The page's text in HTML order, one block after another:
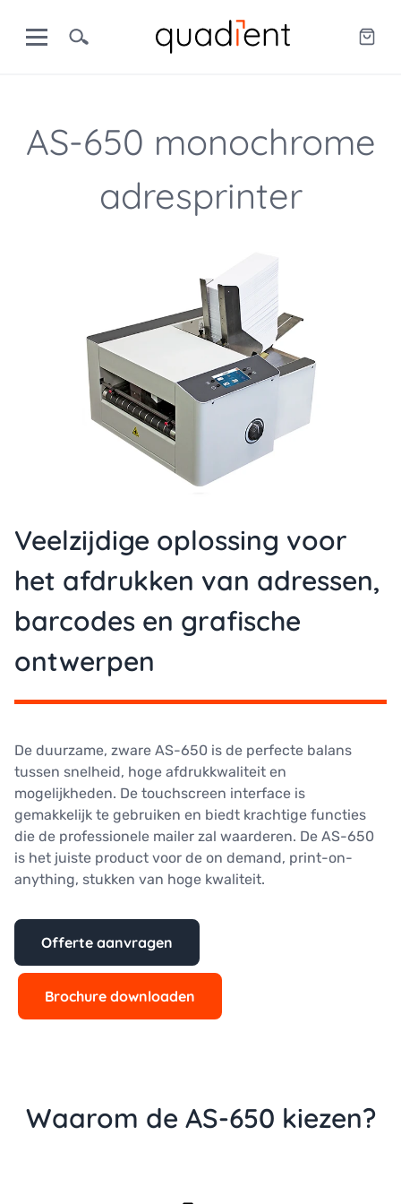
AS-650 monochrome
adresprinter
Veelzijdige oplossing voor
het afdrukken van adressen,
barcodes en grafische
ontwerpen
De duurzame, zware AS-650 is de perfecte balans
tussen snelheid, hoge afdrukkwaliteit en
mogelijkheden. De touchscreen interface is
gemakkelijk te gebruiken en biedt krachtige functies
die de professionele mailer zal waarderen. De AS-650
is het juiste product voor de on demand, print-on-
anything, stukken van hoge kwaliteit.
Offerte aanvragen
Brochure downloaden
Waarom de AS-650 kiezen?